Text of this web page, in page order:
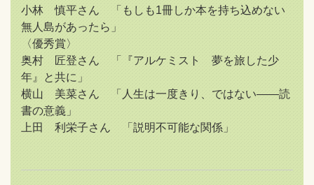
小林 慎平さん 「もしも1冊しか本を持ち込めない
無人島があったら」
〈優秀賞〉
奥村 匠登さん 「『アルケミスト 夢を旅した少
年』と共に」
横山 美菜さん 「人生は一度きり、ではない――読
書の意義」
上田 利栄子さん 「説明不可能な関係」